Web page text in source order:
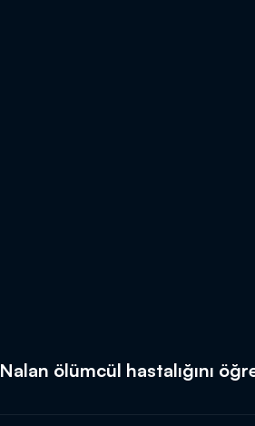
Nalan ölümcül hastalığını